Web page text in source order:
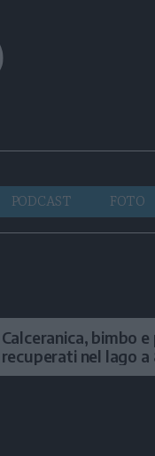
PODCAST FOTO
Calceranica, bimbo e
recuperati nel lago a
di profondità